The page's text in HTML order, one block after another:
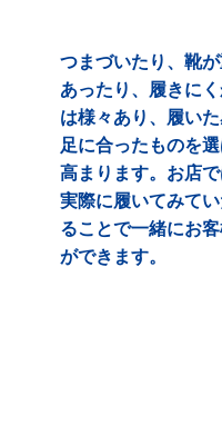
つまづいたり、靴
あったり、履きに
は様々あり、履い
足に合ったものを
高まります。お店
実際に履いてみて
ることで一緒にお
ができます。